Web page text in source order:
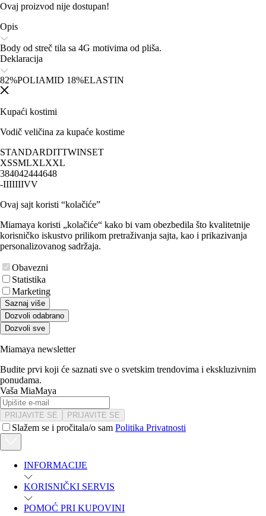
Ovaj proizvod nije dostupan!
Opis
Body od streč tila sa 4G motivima od pliša.
Deklaracija
82%POLIAMID 18%ELASTIN
Kupaći kostimi
Vodič veličina za kupaće kostime
STANDARDITTWINSET
XSSMLXLXXL
384042444648
-IIIIIIIVV
Ovaj sajt koristi “kolačiće”
Miamaya koristi „kolačiće“ kako bi vam obezbedila što kvalitetnije
korisničko iskustvo prilikom pretraživanja sajta, kao i prikazivanja
personalizovanog sadržaja.
Obavezni
Statistika
Marketing
Saznaj više
Dozvoli odabrano
Dozvoli sve
Miamaya newsletter
Budite prvi koji će saznati sve o svetskim trendovima i ekskluzivnim
ponudama.
Vaša MiaMaya
PRIJAVITE SE PRIJAVITE SE
Slažem se i pročitala/o sam Politika Privatnosti
INFORMACIJE
KORISNIČKI SERVIS
POMOĆ PRI KUPOVINI